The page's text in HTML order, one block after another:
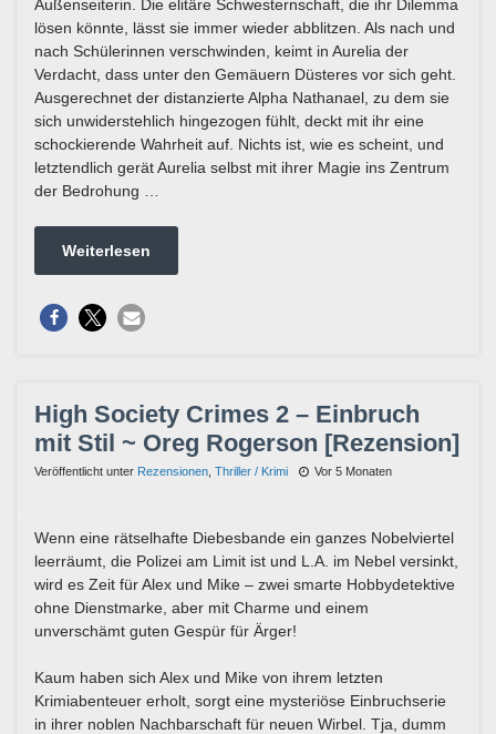
Außenseiterin. Die elitäre Schwesternschaft, die ihr Dilemma
lösen könnte, lässt sie immer wieder abblitzen. Als nach und
nach Schülerinnen verschwinden, keimt in Aurelia der
Verdacht, dass unter den Gemäuern Düsteres vor sich geht.
Ausgerechnet der distanzierte Alpha Nathanael, zu dem sie
sich unwiderstehlich hingezogen fühlt, deckt mit ihr eine
schockierende Wahrheit auf. Nichts ist, wie es scheint, und
letztendlich gerät Aurelia selbst mit ihrer Magie ins Zentrum
der Bedrohung …
Weiterlesen
High Society Crimes 2 – Einbruch
mit Stil ~ Oreg Rogerson [Rezension]
Veröffentlicht unter Rezensionen Thriller / Krimi Vor 5 Monaten
Wenn eine rätselhafte Diebesbande ein ganzes Nobelviertel
leerräumt, die Polizei am Limit ist und L.A. im Nebel versinkt,
wird es Zeit für Alex und Mike – zwei smarte Hobbydetektive
ohne Dienstmarke, aber mit Charme und einem
unverschämt guten Gespür für Ärger!
Kaum haben sich Alex und Mike von ihrem letzten
Krimiabenteuer erholt, sorgt eine mysteriöse Einbruchserie
in ihrer noblen Nachbarschaft für neuen Wirbel. Tja, dumm